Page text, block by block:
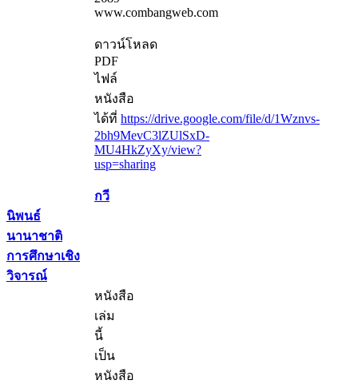
www.combangweb.com
ดาวน์โหลด
PDF
ไฟล์
หนังสือ
ได้ที่ https://drive.google.com/file/d/1Wznvs-
2bh9MevC3lZUlSxD-
MU4HkZyXy/view?
usp=sharing
กวี
นิพนธ์
นานาชาติ
การศึกษาเชิง
วิจารณ์
หนังสือ
เล่ม
นี้
เป็น
หนังสือ